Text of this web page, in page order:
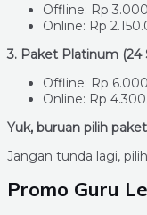
Offline: Rp
Online: Rp
3. Paket Platinum (24
Offline: Rp
Online: Rp
Yuk, buruan pilih
Jangan tunda lagi,
Promo Guru